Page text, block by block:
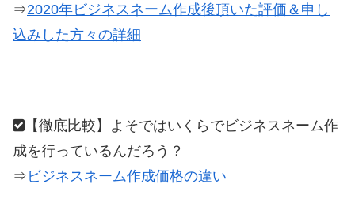
⇒2020年ビジネスネーム作成後頂いた評価＆申し
込みした方々の詳細
【徹底比較】よそではいくらでビジネスネーム作
成を行っているんだろう？
⇒ ビジネスネーム作成価格の違い